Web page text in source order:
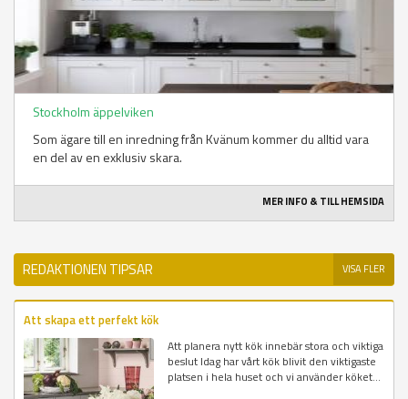
Stockholm äppelviken
Som ägare till en inredning från Kvänum kommer du alltid vara
en del av en exklusiv skara.
MER INFO & TILL HEMSIDA
REDAKTIONEN TIPSAR VISA FLER
Att skapa ett perfekt kök
Att planera nytt kök innebär stora och viktiga
beslut Idag har vårt kök blivit den viktigaste
platsen i hela huset och vi använder köket...